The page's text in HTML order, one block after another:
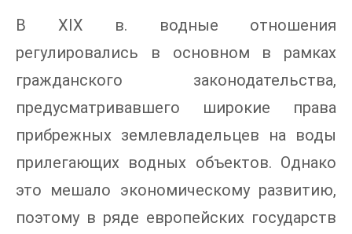
В XIX в. водные отношения
регулировались в основном в рамках
гражданского законодательства,
предусматривавшего широкие права
прибрежных землевладельцев на воды
прилегающих водных объектов. Однако
это мешало экономическому развитию,
поэтому в ряде европейских государств